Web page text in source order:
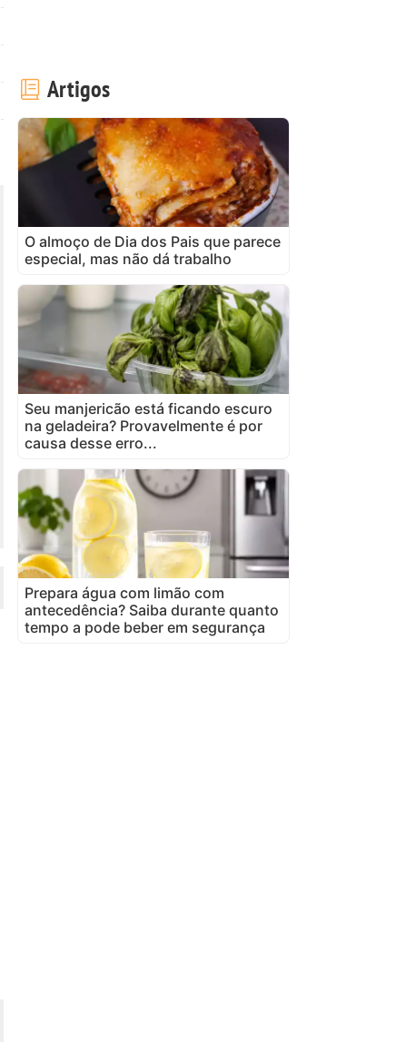
Artigos
O almoço de Dia dos Pais que parece
especial, mas não dá trabalho
Seu manjericão está ficando escuro
na geladeira? Provavelmente é por
causa desse erro...
Prepara água com limão com
antecedência? Saiba durante quanto
tempo a pode beber em segurança